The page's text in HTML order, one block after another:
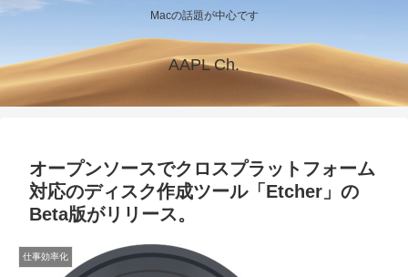
Macの話題が中心です
AAPL Ch.
オープンソースでクロスプラットフォーム
対応のディスク作成ツール「Etcher」の
Beta版がリリース。
仕事効率化